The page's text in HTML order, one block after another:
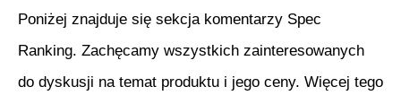
Poniżej znajduje się sekcja komentarzy Spec
Ranking. Zachęcamy wszystkich zainteresowanych
do dyskusji na temat produktu i jego ceny. Więcej tego